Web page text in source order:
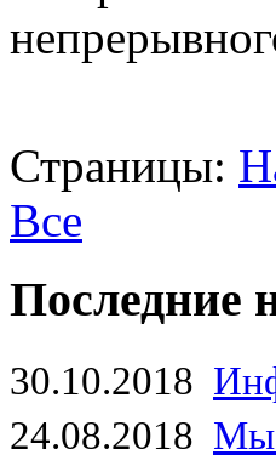
Страницы:
Все
Последние
30.10.2018
24.08.2018 Мы